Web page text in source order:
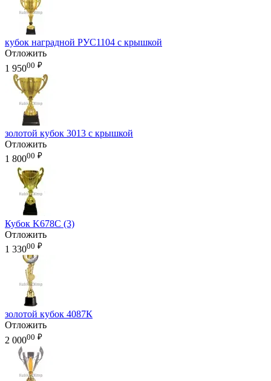
кубок наградной РУС1104 с крышкой
Отложить
1 95000 ₽
золотой кубок 3013 с крышкой
Отложить
1 80000 ₽
Кубок K678C (3)
Отложить
1 33000 ₽
золотой кубок 4087К
Отложить
2 00000 ₽